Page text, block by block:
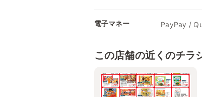
電子マネー PayPay /
この店舗の近くのチラ